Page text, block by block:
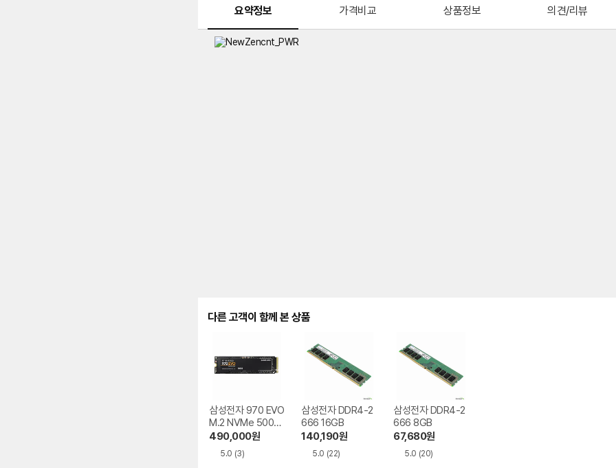
요약정보 가격비교 상품정보 의견/리뷰
다른 고객이 함께 본 상품
삼성전자 970 EVO
M.2 NVMe 500G
B
490,000원
5.0 (3)
삼성전자 DDR4-2
666 16GB
140,190원
5.0 (22)
삼성전자 DDR4-2
666 8GB
67,680원
5.0 (20)